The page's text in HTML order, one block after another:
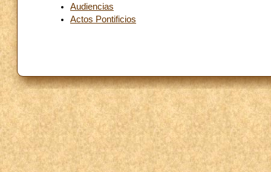
Audiencias
Actos Pontificios